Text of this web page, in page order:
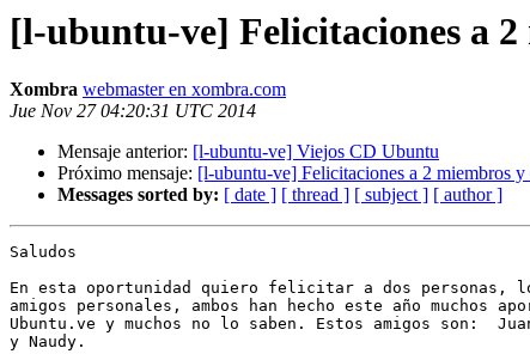
[l-ubuntu-ve] Felicitaciones a
Xombra webmaster en xombra.com
Jue Nov 27 04:20:31 UTC 2014
Mensaje anterior: [l-ubuntu-ve] Viejos CD Ubuntu
Próximo mensaje: [l-ubuntu-ve] Felicitaciones a 2 miembros y
Messages sorted by: [ date ] [ thread ] [ subject ] [ author ]
Saludos
En esta oportunidad quiero felicitar a dos personas,
amigos personales, ambos han hecho este año muchos
Ubuntu.ve y muchos no lo saben. Estos amigos son:
y Naudy.